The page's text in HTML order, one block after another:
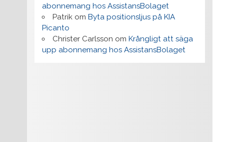
abonnemang hos AssistansBolaget
Patrik omByta positionsljus på KIA
Picanto
Christer Carlsson omKrångligt att säga
upp abonnemang hos AssistansBolaget